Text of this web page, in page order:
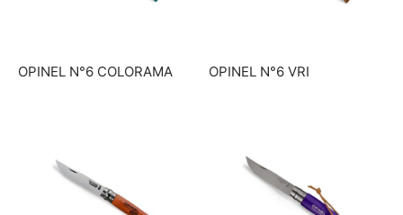
OPINEL N°6 COLORAMA OPINEL N°6 VRI